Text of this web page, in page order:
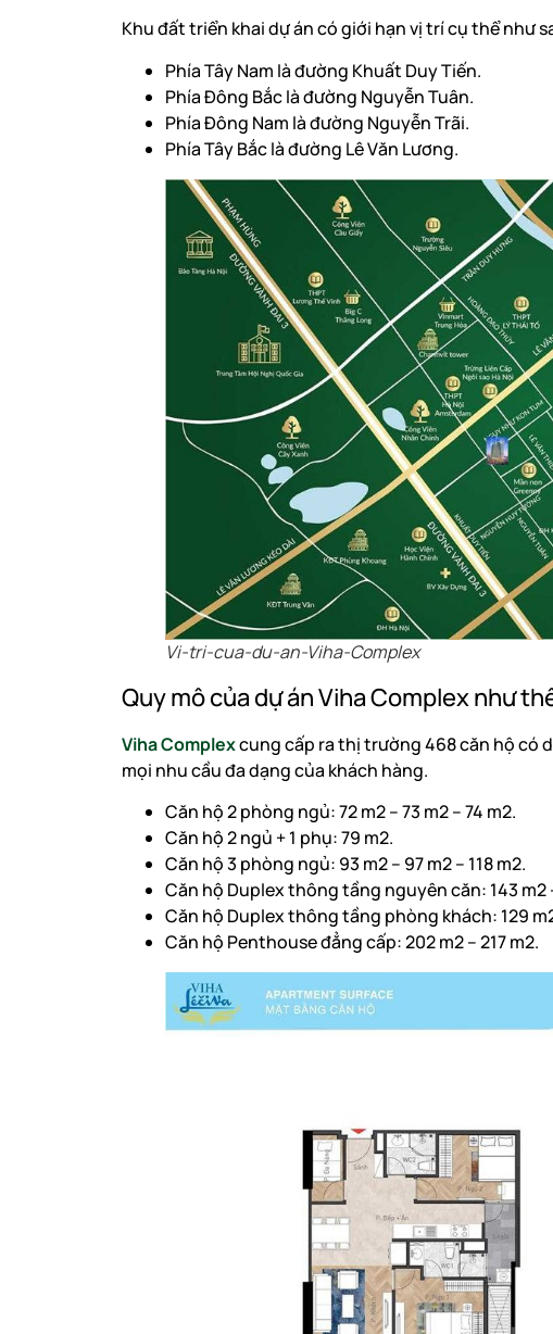
Khu đất triển khai dự án có giới hạn vị trí cụ thể như
Phía Tây Nam là đường Khuất Duy Tiến.
Phía Đông Bắc là đường Nguyễn Tuân.
Phía Đông Nam là đường Nguyễn Trãi.
Phía Tây Bắc là đường Lê Văn Lương.
Vi-tri-cua-du-an-Viha-Complex
Quy mô của dự án Viha Complex như
Viha Complexcung cấp ra thị trường 468 căn hộ có
mọi nhu cầu đa dạng của khách hàng.
Căn hộ 2 phòng ngủ: 72 m2 – 73 m2 – 74 m2.
Căn hộ 2 ngủ + 1 phụ: 79 m2.
Căn hộ 3 phòng ngủ: 93 m2 – 97 m2 – 118 m2.
Căn hộ Duplex thông tầng nguyên căn: 143 m2
Căn hộ Duplex thông tầng phòng khách: 129 m2
Căn hộ Penthouse đẳng cấp: 202 m2 – 217 m2.